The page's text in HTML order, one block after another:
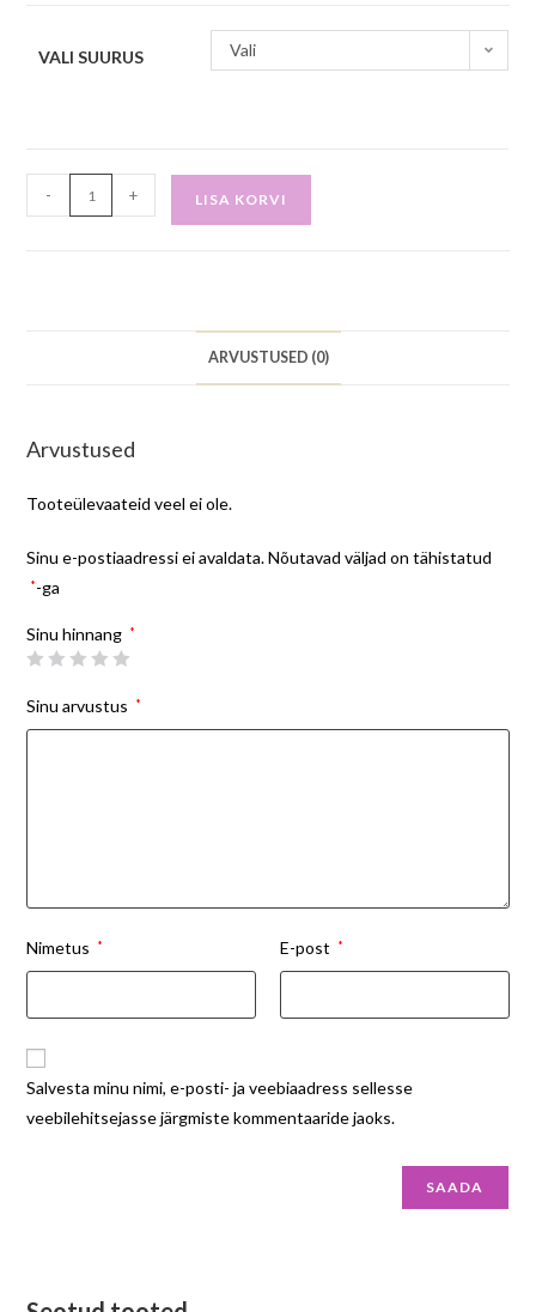
VALI SUURUS Vali
- + LISA KORVI
ARVUSTUSED (0)
Arvustused
Tooteülevaateid veel ei ole.
Sinu e-postiaadressi ei avaldata. Nõutavad väljad on tähistatud
*-ga
Sinu hinnang *
Sinu arvustus *
Nimetus * E-post *
Salvesta minu nimi, e-posti- ja veebiaadress sellesse
veebilehitsejasse järgmiste kommentaaride jaoks.